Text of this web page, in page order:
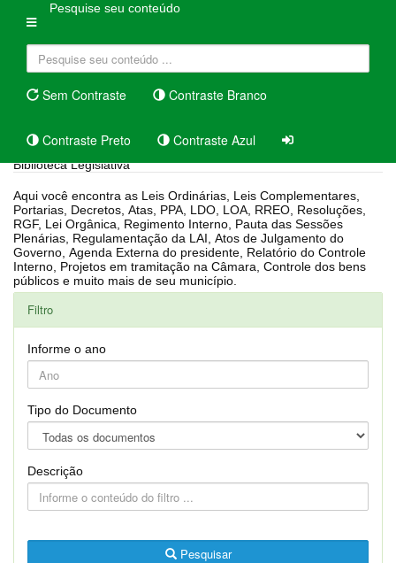
Pesquise seu conteúdo
Sem Contraste Contraste Branco
Contraste Preto Contraste Azul
Biblioteca Legislativa
Aqui você encontra as Leis Ordinárias, Leis Complementares,
Portarias, Decretos, Atas, PPA, LDO, LOA, RREO, Resoluções,
RGF, Lei Orgânica, Regimento Interno, Pauta das Sessões
Plenárias, Regulamentação da LAI, Atos de Julgamento do
Governo, Agenda Externa do presidente, Relatório do Controle
Interno, Projetos em tramitação na Câmara, Controle dos bens
públicos e muito mais de seu município.
Filtro
Informe o ano
Tipo do Documento
Descrição
Pesquisar